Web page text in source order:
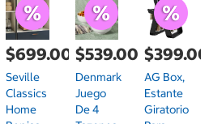
$699.00
Seville
Classics
Home
$539.00
Denmark
Juego
De 4
$399.00
AG Box,
Estante
Giratorio